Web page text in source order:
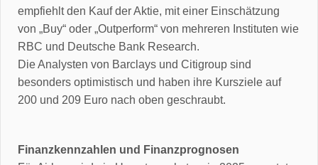
empfiehlt den Kauf der Aktie, mit einer Einschätzung
von „Buy“ oder „Outperform“ von mehreren Instituten wie
RBC und Deutsche Bank Research.
Die Analysten von Barclays und Citigroup sind
besonders optimistisch und haben ihre Kursziele auf
200 und 209 Euro nach oben geschraubt.
Finanzkennzahlen und Finanzprognosen